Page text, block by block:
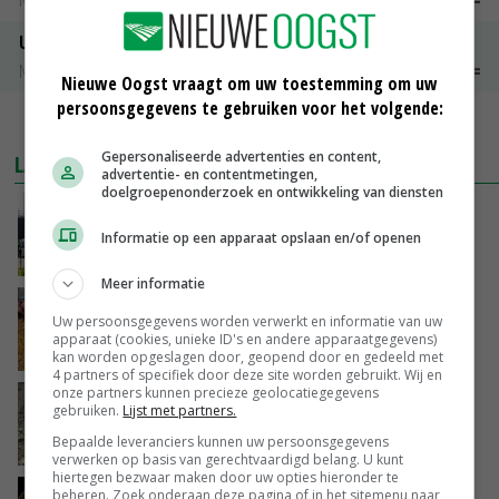
Uien Middenmeer Geel 30-60% grof
Noteringen
€ 0,00
MEER MARKTPRIJZEN
LAATSTE NIEUWS
juni
varkensvleesketen
GISTEREN, 15:29
Emmeloord noteert eerste zaaiuien op
maximaal 20 euro
GISTEREN, 14:59
Nieuwe Oogst vraagt om uw toestemming om uw
persoonsgegevens te gebruiken voor het volgende:
Gepersonaliseerde advertenties en content,
advertentie- en contentmetingen,
doelgroepenonderzoek en ontwikkeling van diensten
Informatie op een apparaat opslaan en/of openen
Meer informatie
Uw persoonsgegevens worden verwerkt en informatie van uw
apparaat (cookies, unieke ID's en andere apparaatgegevens)
kan worden opgeslagen door, geopend door en gedeeld met
4 partners of specifiek door deze site worden gebruikt. Wij en
onze partners kunnen precieze geolocatiegegevens
gebruiken. Lijst met partners.
Bepaalde leveranciers kunnen uw persoonsgegevens
verwerken op basis van gerechtvaardigd belang. U kunt
hiertegen bezwaar maken door uw opties hieronder te
beheren. Zoek onderaan deze pagina of in het sitemenu naar